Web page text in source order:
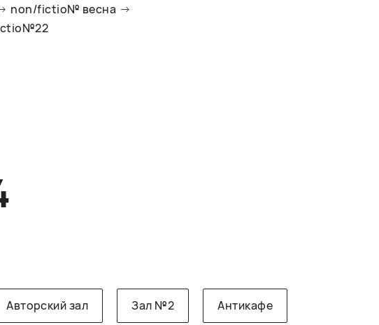
non/fictio№ весна
Авторский зал Зал №2 Антикафе